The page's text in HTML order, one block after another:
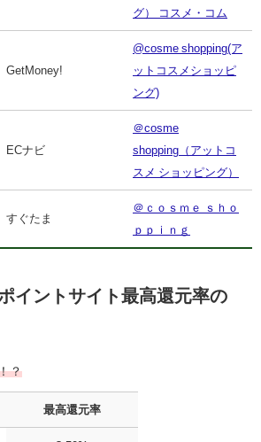
グ） コスメ・コム
GetMoney!
@cosme shopping(ア
ットコスメショッピ
ング)
ECナビ
＠cosme
shopping（アットコ
スメ ショッピング）
すぐたま
＠ｃｏｓｍｅ ｓｈｏ
ｐｐｉｎｇ
イントサイト最高還元率の
？
最高還元率